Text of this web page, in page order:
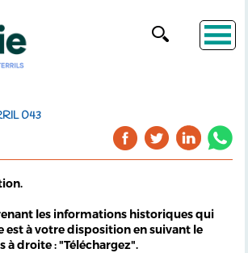
043
les informations historiques qui
est à votre disposition en suivant le
à droite : "Téléchargez".